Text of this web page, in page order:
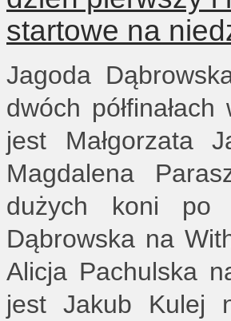
Jagoda
dwóch
jest Małgorzata
Magdalena
dużych koni po
Dąbrowska na
Alicja Pachulska
jest Jakub Kulej